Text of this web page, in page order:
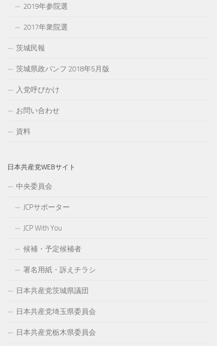
2019年参院選
2017年衆院選
茨城民報
茨城県政パンフ 2018年5月版
入党呼びかけ
お問い合わせ
資料
日本共産党WEBサイト
中央委員会
JCPサポーター
JCP With You
候補・予定候補者
署名用紙・訴えチラシ
日本共産党茨城県議団
日本共産党埼玉県委員会
日本共産党栃木県委員会